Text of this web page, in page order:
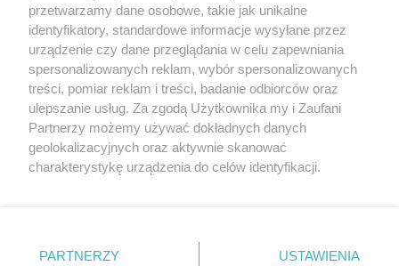
eksploatacji w jakiejkolwiek formie, włącznie z umieszczaniem w
Internecie bez pisemnej zgody właściciela praw. Jakiekolwiek użycie lub
wykorzystanie utworów w całości lub w części z naruszeniem prawa,
tzn. bez właściwej zgody, jest zabronione pod groźbą kary i może być
ścigane prawnie.
przetwarzamy dane osobowe, takie jak unikalne
identyfikatory, standardowe informacje wysyłane przez
urządzenie czy dane przeglądania w celu zapewniania
spersonalizowanych reklam, wybór spersonalizowanych
treści, pomiar reklam i treści, badanie odbiorców oraz
ulepszanie usług. Za zgodą Użytkownika my i Zaufani
Partnerzy możemy używać dokładnych danych
geolokalizacyjnych oraz aktywnie skanować
charakterystykę urządzenia do celów identyfikacji.
zmienić/wycofać klikając przycisk ustawień prywatności
PARTNERZY USTAWIENIA